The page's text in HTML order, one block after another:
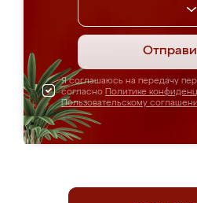
Я соглашаюсь на передачу
согласно Политике
Пользовательскому